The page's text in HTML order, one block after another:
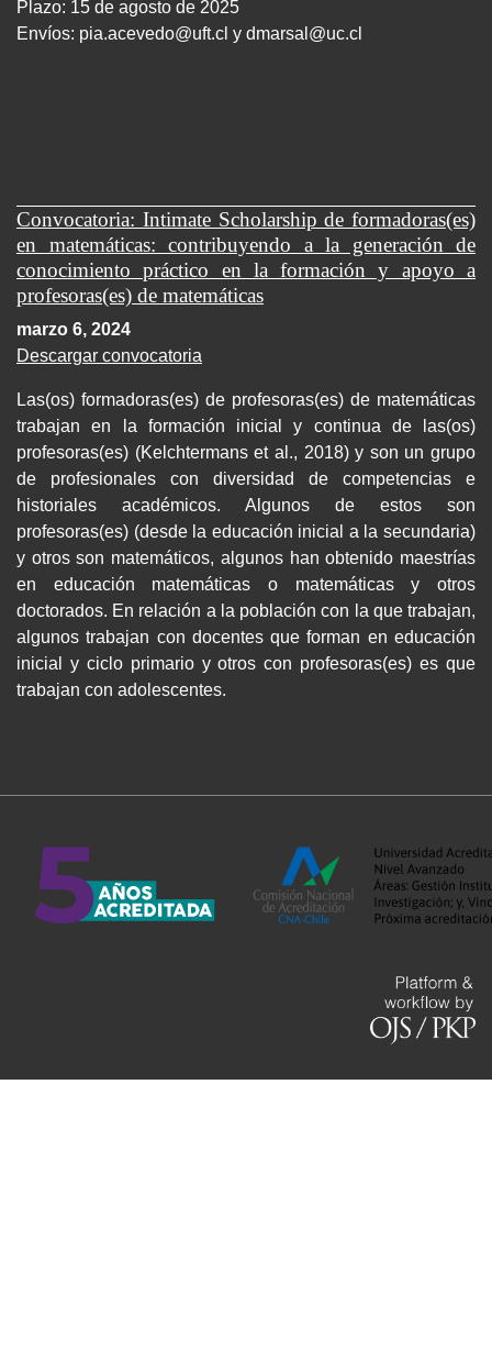
Plazo: 15 de agosto de 2025
Envíos: pia.acevedo@uft.cl y dmarsal@uc.cl
Convocatoria: Intimate Scholarship de formadoras(es)
en matemáticas: contribuyendo a la generación de
conocimiento práctico en la formación y apoyo a
profesoras(es) de matemáticas
marzo 6, 2024
Descargar convocatoria
Las(os) formadoras(es) de profesoras(es) de matemáticas
trabajan en la formación inicial y continua de las(os)
profesoras(es) (Kelchtermans et al., 2018) y son un grupo
de profesionales con diversidad de competencias e
historiales académicos. Algunos de estos son
profesoras(es) (desde la educación inicial a la secundaria)
y otros son matemáticos, algunos han obtenido maestrías
en educación matemáticas o matemáticas y otros
doctorados. En relación a la población con la que trabajan,
algunos trabajan con docentes que forman en educación
inicial y ciclo primario y otros con profesoras(es) es que
trabajan con adolescentes.